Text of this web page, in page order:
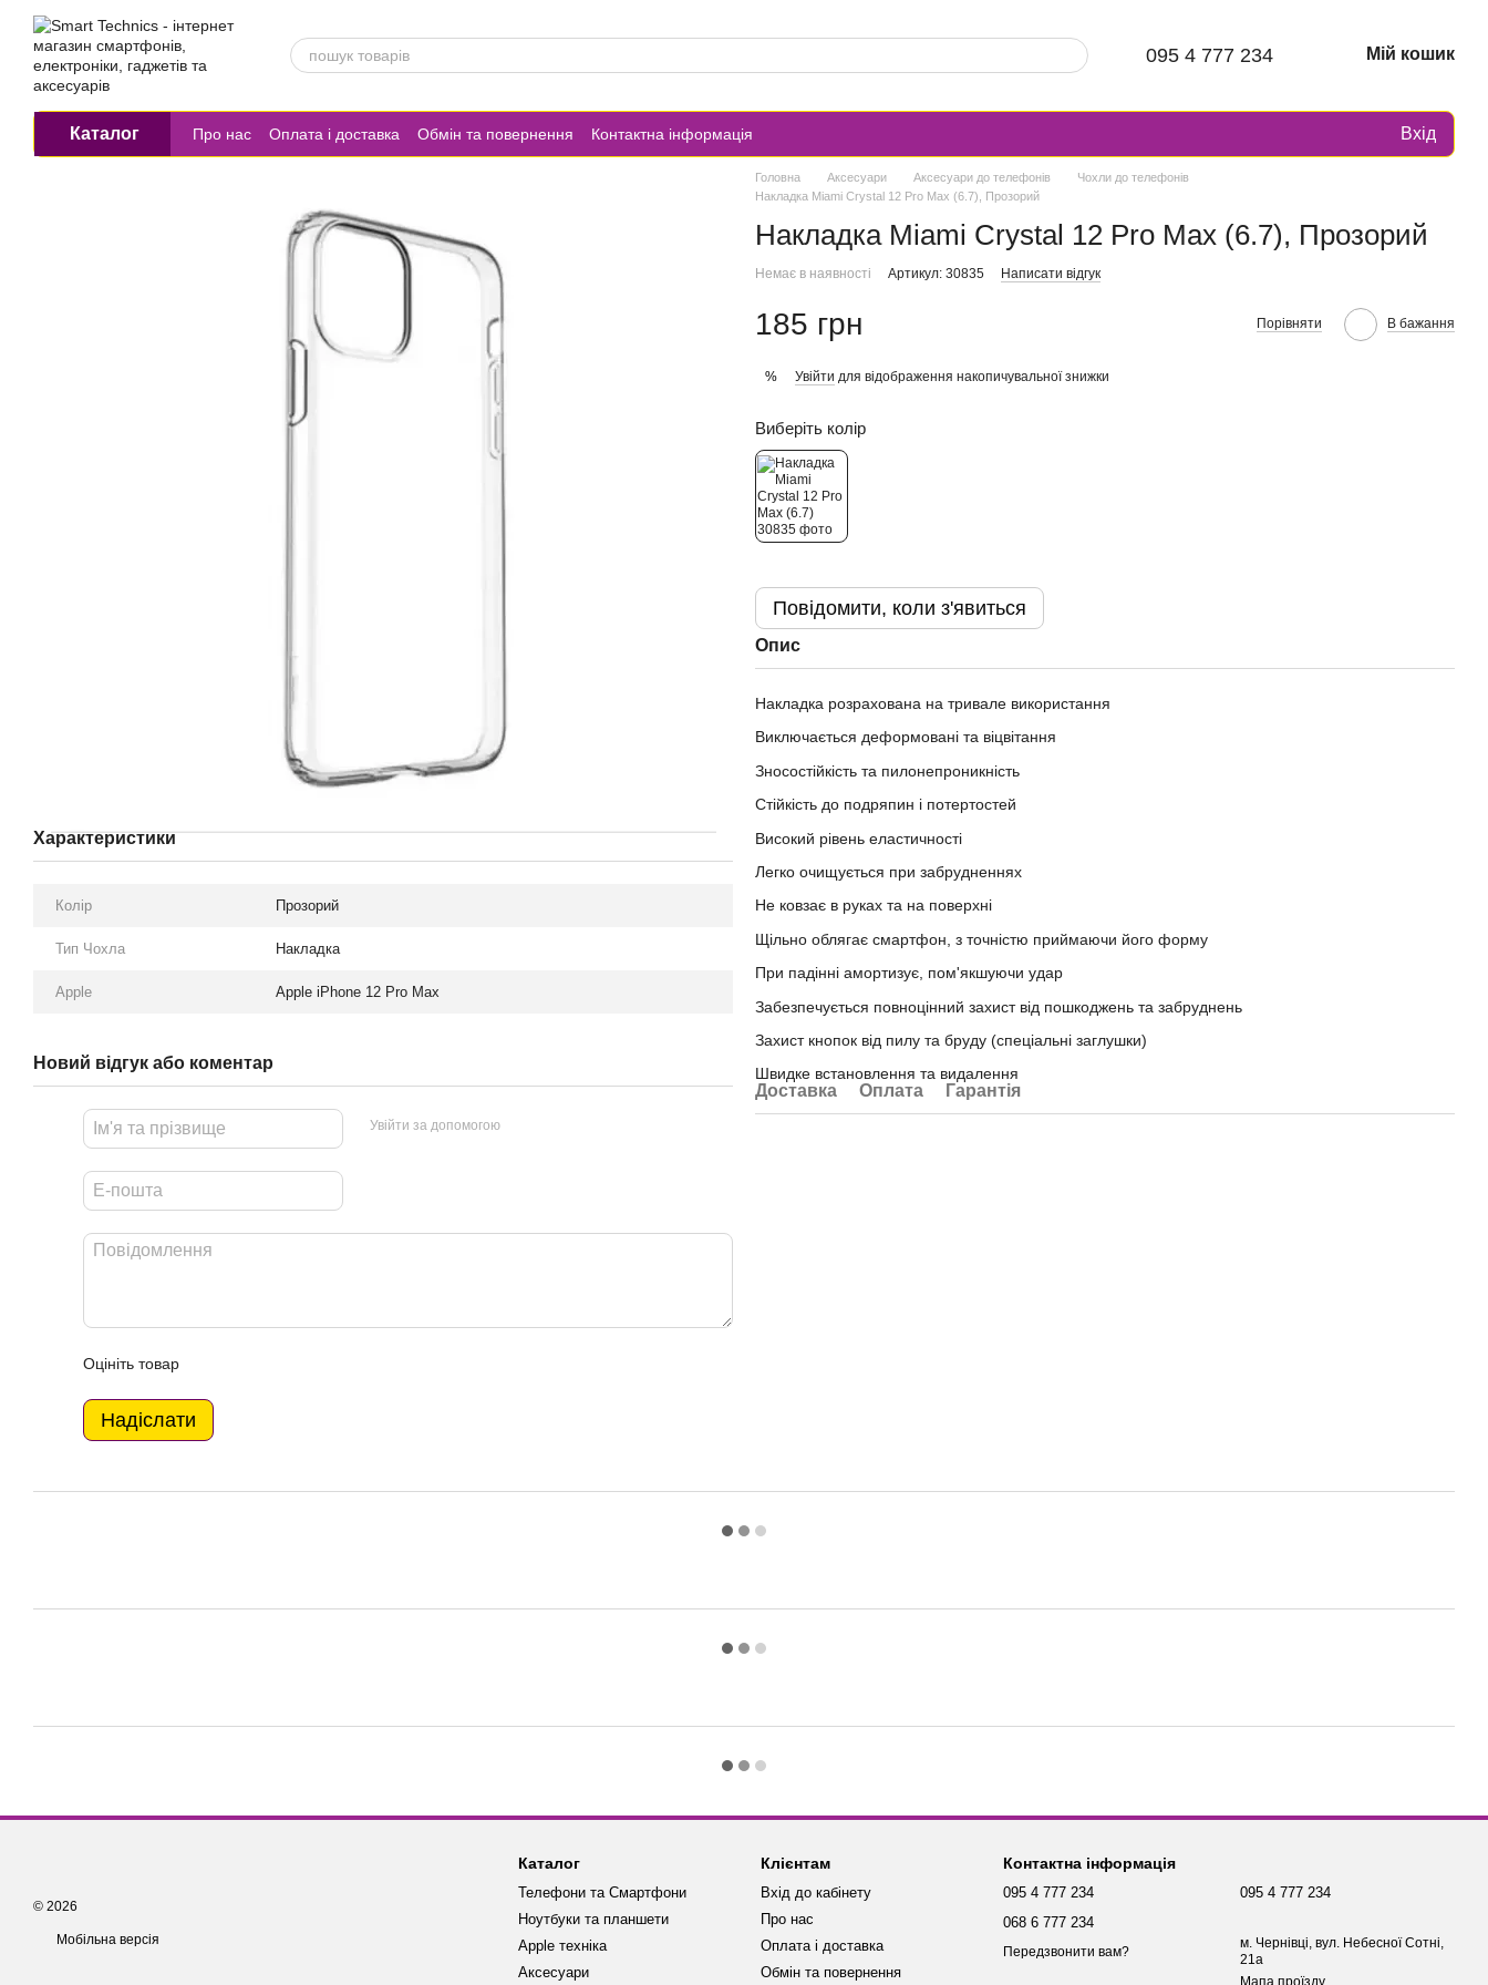
Перейти до основного контенту
095 4 777 234 Мій кошик
Каталог Про нас Оплата і доставка Обмін та повернення Контактна інформація Вхід
Характеристики
Колір Прозорий
Тип Чохла Накладка
Apple Apple iPhone 12 Pro Max
Новий відгук або коментар
Увійти за допомогою
Оцініть товар
Надіслати
Головна Аксесуари Аксесуари до телефонів
Чохли до телефонів
Накладка Miami Crystal 12 Pro Max (6.7), Прозорий
Накладка Miami Crystal 12 Pro Max (6.7), Прозорий
Немає в наявності Артикул: 30835 Написати відгук
185 грн Порівняти В бажання
% Увійти для відображення накопичувальної знижки
Виберіть колір
Повідомити, коли з'явиться
Опис
Накладка розрахована на тривале використання
Виключається деформовані та віцвітання
Зносостійкість та пилонепроникність
Стійкість до подряпин і потертостей
Високий рівень еластичності
Легко очищується при забрудненнях
Не ковзає в руках та на поверхні
Щільно облягає смартфон, з точністю приймаючи його форму
При падінні амортизує, пом'якшуючи удар
Забезпечується повноцінний захист від пошкоджень та забруднень
Захист кнопок від пилу та бруду (спеціальні заглушки)
Швидке встановлення та видалення
Доставка Оплата Гарантія
© 2026
Мобільна версія
Каталог
Телефони та Смартфони
Ноутбуки та планшети
Apple техніка
Аксесуари
Клієнтам
Вхід до кабінету
Про нас
Оплата і доставка
Обмін та повернення
Контактна інформація
095 4 777 234
068 6 777 234
Передзвонити вам?
095 4 777 234
м. Чернівці, вул. Небесної Сотні,
21а
Мапа проїзду